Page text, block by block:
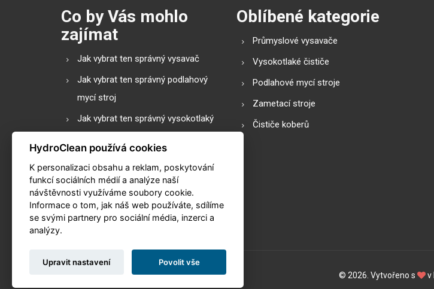
Co by Vás mohlo
zajímat
Jak vybrat ten správný vysavač
Jak vybrat ten správný podlahový
mycí stroj
Jak vybrat ten správný vysokotlaký
Podlahové mycí stroje s válcovým
nebo diskovým kartáčem?
Slovník pojmů
Praktické kalkulačky
Oblíbené kategorie
Průmyslové vysavače
Vysokotlaké čističe
Podlahové mycí stroje
Zametací stroje
Čističe koberů
© 2026. Vytvořeno s v
HydroClean používá cookies
K personalizaci obsahu a reklam, poskytování
funkcí sociálních médií a analýze naší
návštěvnosti využíváme soubory cookie.
Informace o tom, jak náš web používáte, sdílíme
se svými partnery pro sociální média, inzerci a
analýzy.
Upravit nastavení Povolit vše